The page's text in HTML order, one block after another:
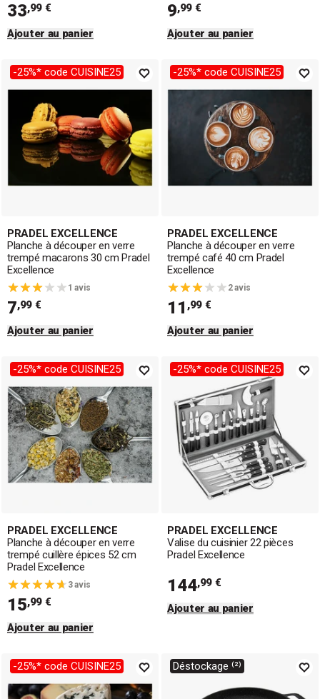
33,99 €
Ajouter au panier
9,99 €
Ajouter au panier
-25%* code CUISINE25
PRADEL EXCELLENCE
Planche à découper en verre
trempé macarons 30 cm Pradel
Excellence
1 avis
7,99 €
Ajouter au panier
-25%* code CUISINE25
PRADEL EXCELLENCE
Planche à découper en verre
trempé café 40 cm Pradel
Excellence
2 avis
11 ,99 €
Ajouter au panier
-25%* code CUISINE25
PRADEL EXCELLENCE
Planche à découper en verre
trempé cuillère épices 52 cm
Pradel Excellence
3 avis
15,99 €
Ajouter au panier
-25%* code CUISINE25
PRADEL EXCELLENCE
Valise du cuisinier 22 pièces
Pradel Excellence
144,99 €
Ajouter au panier
-25%* code CUISINE25 Déstockage ⁽²⁾